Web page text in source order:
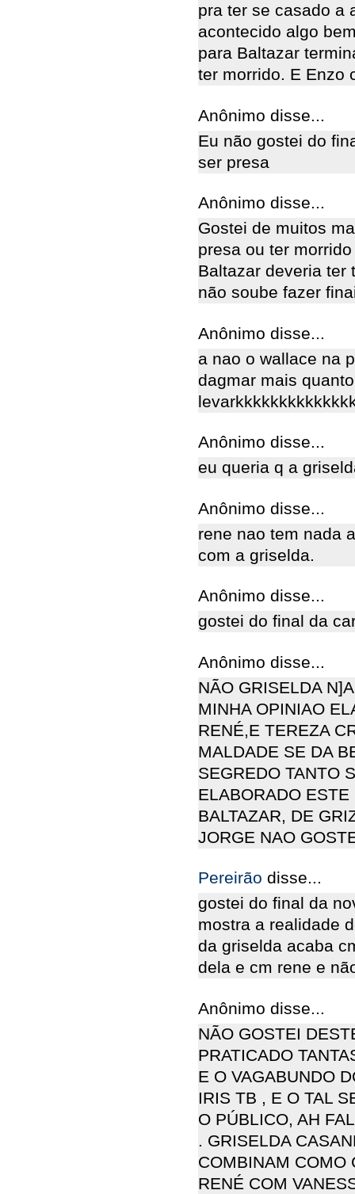
pra ter se casado a
acontecido algo
para Baltazar
ter morrido. E Enzo
Anônimo disse...
Eu não gostei do
ser presa
Anônimo disse...
Gostei de muitos
presa ou ter
Baltazar deveria ter
não soube fazer
Anônimo disse...
a nao o wallace na
dagmar mais
Anônimo disse...
eu queria q a
Anônimo disse...
rene nao tem nada
com a griselda.
Anônimo disse...
gostei do final da
Anônimo disse...
NÃO GRISELDA
MINHA OPINIAO
RENÉ,E TEREZA
MALDADE SE DA
SEGREDO TANTO
ELABORADO
BALTAZAR, DE
JORGE NAO
Pereirão disse...
gostei do final da
mostra a realidade
da griselda acaba
dela e cm rene e
Anônimo disse...
NÃO GOSTEI
PRATICADO
E O VAGABUNDO
IRIS TB , E O TAL
O PÚBLICO, AH
. GRISELDA
COMBINAM COMO
RENÉ COM